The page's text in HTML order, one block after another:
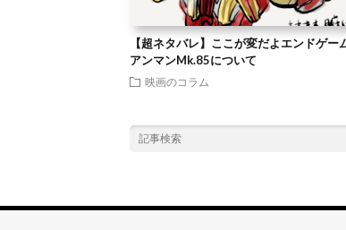
【超ネタバレ】ここが変だよエンドゲー
アンマンMk.85について
映画のコラム